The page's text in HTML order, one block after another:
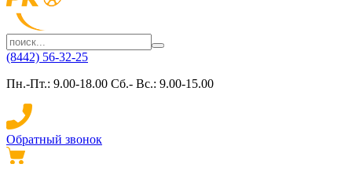
(8442) 56-32-25
Пн.-Пт.: 9.00-18.00 Сб.- Вс.: 9.00-15.00
Обратный звонок